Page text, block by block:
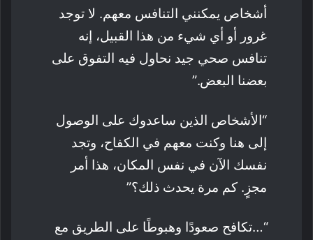
أشخاص يمكنني التنافس معهم. لا توجد
غرور أو أي شيء من هذا القبيل، إنه
تنافس صحي جيد نحاول فيه التفوق على
بعضنا البعض.”
“الأشخاص الذين ساعدوك على الوصول
إلى هنا وكنت معهم في الكفاح، وتجد
نفسك الآن في نفس المكان، هذا أمر
مجزٍ. كم مرة يحدث ذلك؟”
“…تكافح صعودًا وهبوطًا على الطريق مع